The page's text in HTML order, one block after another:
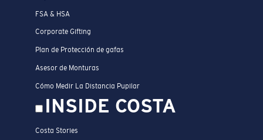
FSA & HSA
Corporate Gifting
Plan de Protección de gafas
Asesor de Monturas
Cómo Medir La Distancia Pupilar
INSIDE COSTA
Costa Stories